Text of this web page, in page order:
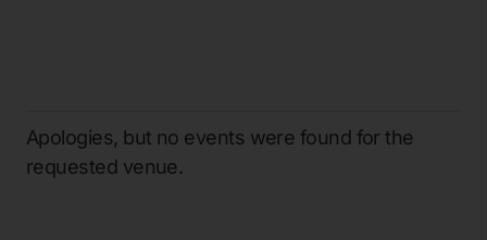
Apologies, but no events were found for the
requested venue.